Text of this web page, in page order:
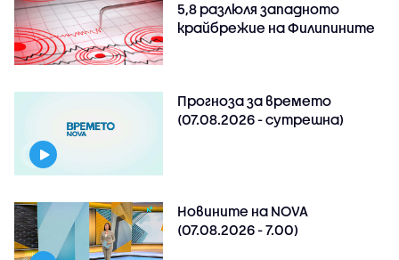
5,8 разлюля западното
крайбрежие на Филипините
Прогноза за времето
(07.08.2026 - сутрешна)
Новините на NOVA
(07.08.2026 - 7.00)